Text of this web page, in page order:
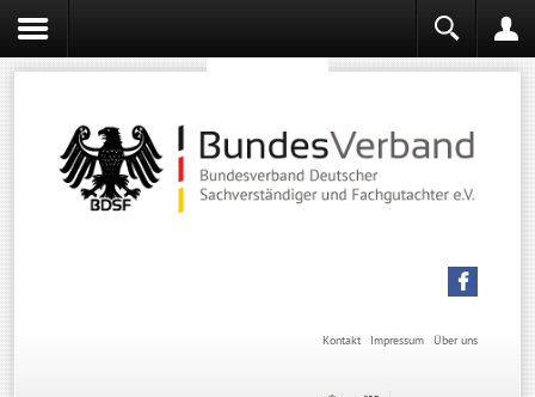
Über uns
Impressum
Kontakt